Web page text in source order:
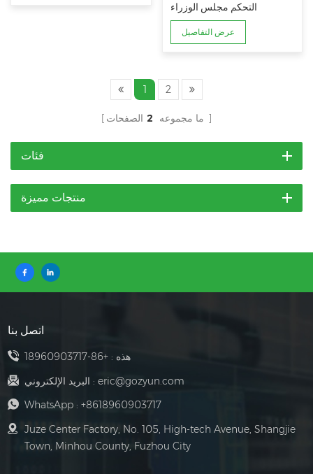
التحكم مجلس الوزراء
عرض التفاصيل
1 2
ما مجموعه 2
فئات
منتجات مميزة
اتصل بنا
هذه :+86-18960903717
البريد الإلكتروني : eric@gozyun.com
WhatsApp : +8618960903717
Juze Center Factory, No. 105, High-tech Avenue, Shangjie
Town, Minhou County, Fuzhou City